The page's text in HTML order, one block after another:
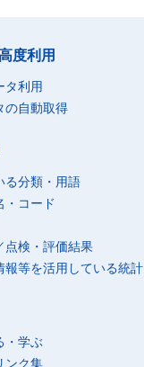
度利用
タ利用
の自動取得
る分類・用語
・コード
点検・評価結果
報等を活用している統計
・学ぶ
ンク集